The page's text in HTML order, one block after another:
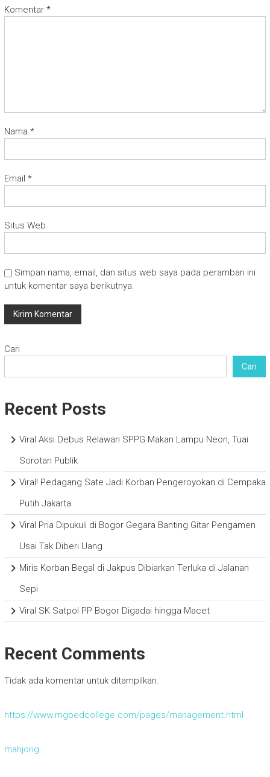
Komentar *
Nama *
Email *
Situs Web
Simpan nama, email, dan situs web saya pada peramban ini
untuk komentar saya berikutnya.
Cari
Cari
Recent Posts
Viral Aksi Debus Relawan SPPG Makan Lampu Neon, Tuai
Sorotan Publik
Viral! Pedagang Sate Jadi Korban Pengeroyokan di Cempaka
Putih Jakarta
Viral Pria Dipukuli di Bogor Gegara Banting Gitar Pengamen
Usai Tak Diberi Uang
Miris Korban Begal di Jakpus Dibiarkan Terluka di Jalanan
Sepi
Viral SK Satpol PP Bogor Digadai hingga Macet
Recent Comments
Tidak ada komentar untuk ditampilkan.
https://www.mgbedcollege.com/pages/management.html
mahjong